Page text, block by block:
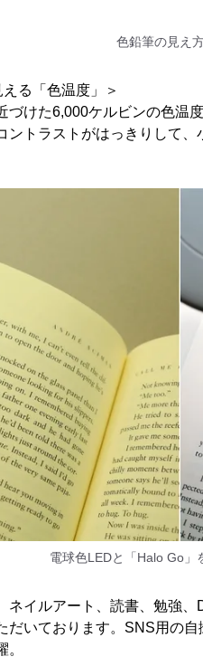
色鉛筆の見え
える「色温度」＞
づけた6,000ケルビンの色温
ントラストがはっきりして、
電球色LEDと「Halo Go」
ネイルアート、読書、勉強
だいております。SNS用の